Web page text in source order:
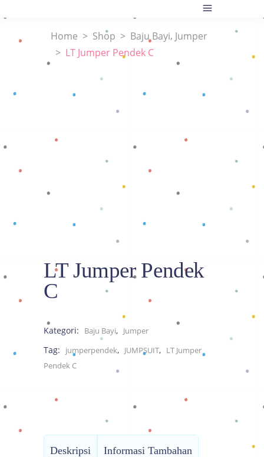
Home > Shop > Baju Bayi, Jumper
> LT Jumper Pendek C
LT Jumper Pendek
C
Kategori: Baju Bayi, Jumper
Tag: jumperpendek, JUMPSUIT, LT Jumper
Pendek C
Deskripsi Informasi Tambahan